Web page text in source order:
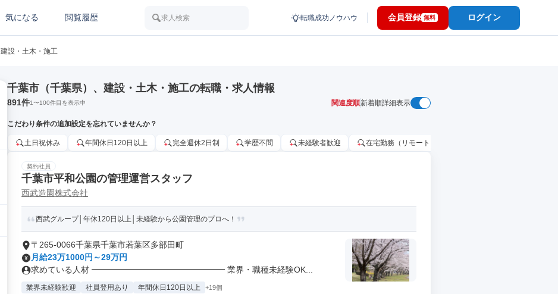
気になる 閲覧履歴 求人検索 転職成功ノウハウ 会員登録 無料 ログイン
建設・土木・施工
千葉市（千葉県）、建設・土木・施工の転職・求人情報
891件1〜100件目を表示中 関連度順新着順詳細表示
こだわり条件の追加設定を忘れていませんか？
土日祝休み 年間休日120日以上 完全週休2日制 学歴不問 未経験者歓迎 在宅勤務（リモートワーク）OK
契約社員
千葉市平和公園の管理運営スタッフ
西武造園株式会社
西武グループ│年休120日以上│未経験から公園管理のプロへ！
〒265-0066千葉県千葉市若葉区多部田町
月給23万1000円～29万円
求めている人材 ━━━━━━━━━━━━━━━━ 業界・職種未経験OK...
業界未経験歓迎 社員登用あり 年間休日120日以上 +19個